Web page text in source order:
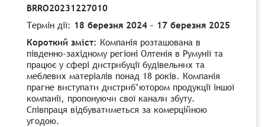
BRRO20231227010
Термін дії: 18 березня 2024 – 17 березня 2025
Короткий зміст: Компанія розташована в
південно-західному регіоні Олтенія в Румунії та
працює у сфері дистрибуції будівельних та
меблевих матеріалів понад 18 років. Компанія
прагне виступати дистриб’ютором продукції іншої
компанії, пропонуючи свої канали збуту.
Співпраця відбуватиметься за комерційною
угодою.